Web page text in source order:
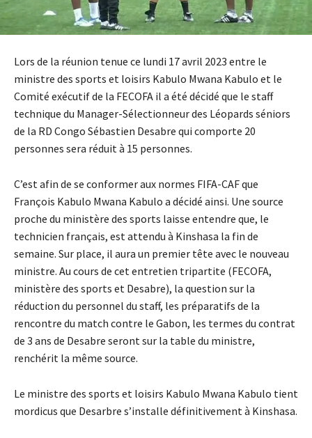
Lors de la réunion tenue ce lundi 17 avril 2023 entre le
ministre des sports et loisirs Kabulo Mwana Kabulo et le
Comité exécutif de la FECOFA il a été décidé que le staff
technique du Manager-Sélectionneur des Léopards séniors
de la RD Congo Sébastien Desabre qui comporte 20
personnes sera réduit à 15 personnes.
C’est afin de se conformer aux normes FIFA-CAF que
François Kabulo Mwana Kabulo a décidé ainsi. Une source
proche du ministère des sports laisse entendre que, le
technicien français, est attendu à Kinshasa la fin de
semaine. Sur place, il aura un premier tête avec le nouveau
ministre. Au cours de cet entretien tripartite (FECOFA,
ministère des sports et Desabre), la question sur la
réduction du personnel du staff, les préparatifs de la
rencontre du match contre le Gabon, les termes du contrat
de 3 ans de Desabre seront sur la table du ministre,
renchérit la même source.
Le ministre des sports et loisirs Kabulo Mwana Kabulo tient
mordicus que Desarbre s’installe définitivement à Kinshasa.